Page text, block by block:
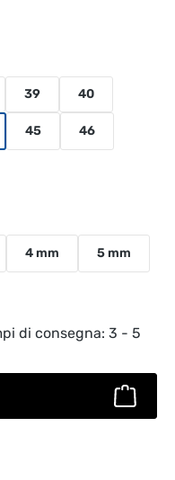
39 40
45 46
4 mm 5 mm
la
di consegna: 3 - 5